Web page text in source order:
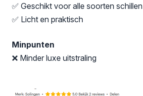
✅ Geschikt voor alle soorten schillen
✅ Licht en praktisch
Minpunten
❌ Minder luxe uitstraling